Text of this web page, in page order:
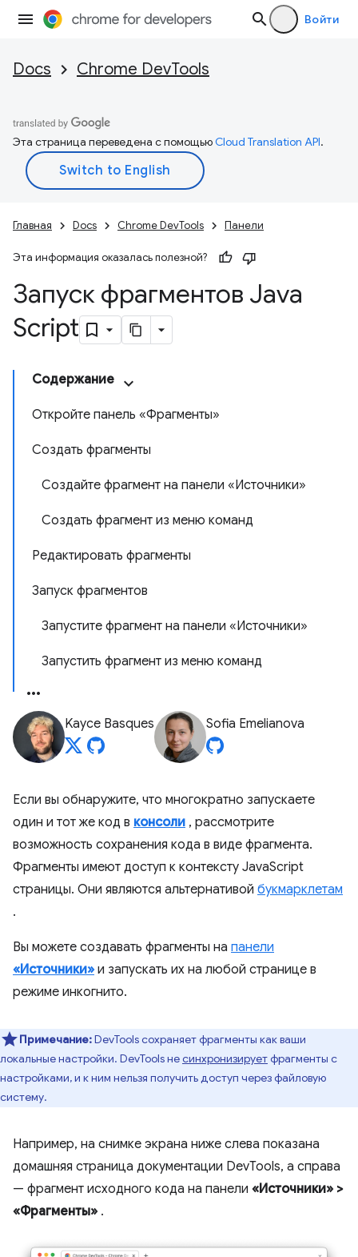
Войти
Docs Chrome DevTools
Эта страница переведена с помощьюCloud Translation API.
Главная Docs Chrome DevTools Панели
Эта информация оказалась полезной?
Запуск фрагментов Java
Script
Содержание
Откройте панель «Фрагменты»
Создать фрагменты
Создайте фрагмент на панели «Источники»
Создать фрагмент из меню команд
Редактировать фрагменты
Запуск фрагментов
Запустите фрагмент на панели «Источники»
Запустить фрагмент из меню команд
Kayce Basques Sofia Emelianova
Если вы обнаружите, что многократно запускаете
один и тот же код в консоли , рассмотрите
возможность сохранения кода в виде фрагмента.
Фрагменты имеют доступ к контексту JavaScript
страницы. Они являются альтернативой букмарклетам
.
Вы можете создавать фрагменты на панели
«Источники» и запускать их на любой странице в
режиме инкогнито.
Примечание:DevTools сохраняет фрагменты как ваши
локальные настройки. DevTools несинхронизирует фрагменты с
настройками, и к ним нельзя получить доступ через файловую
систему.
Например, на снимке экрана ниже слева показана
домашняя страница документации DevTools, а справа
— фрагмент исходного кода на панели «Источники» >
«Фрагменты» .